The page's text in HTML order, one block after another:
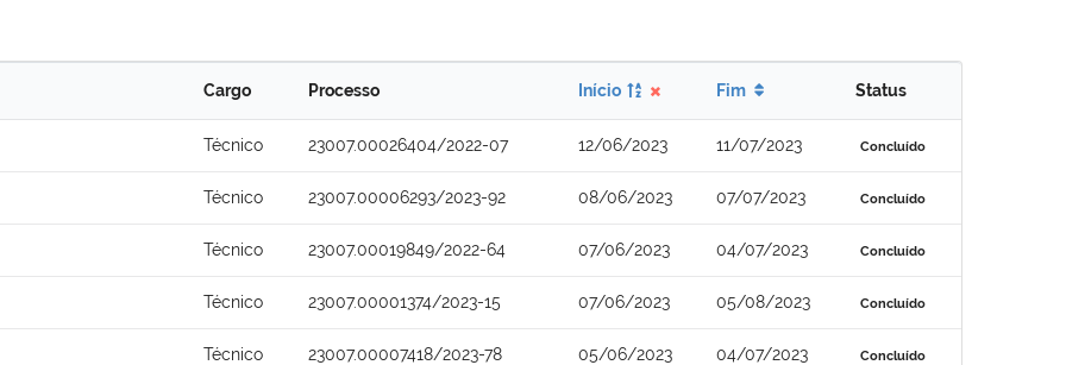
Cargo Processo Início Fim Status
Técnico 23007.00026404/2022-07 12/06/2023 11/07/2023 Concluído
Técnico 23007.00006293/2023-92 08/06/2023 07/07/2023 Concluído
Técnico 23007.00019849/2022-64 07/06/2023 04/07/2023 Concluído
Técnico 23007.00001374/2023-15 07/06/2023 05/08/2023 Concluído
Técnico 23007.00007418/2023-78 05/06/2023 04/07/2023 Concluído